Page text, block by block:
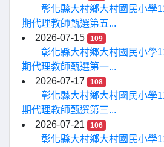
彰化縣大村鄉大村國民小學
期代理教師甄選第五...
2026-07-15
109
彰化縣大村鄉大村國民小學
期代理教師甄選第一...
2026-07-17
108
彰化縣大村鄉大村國民小學
期代理教師甄選第三...
2026-07-21
106
彰化縣大村鄉大村國民小學